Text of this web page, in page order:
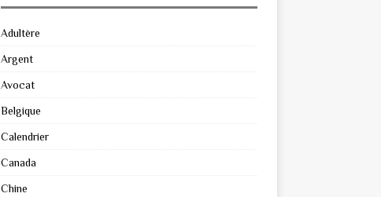
Adultère
Argent
Avocat
Belgique
Calendrier
Canada
Chine